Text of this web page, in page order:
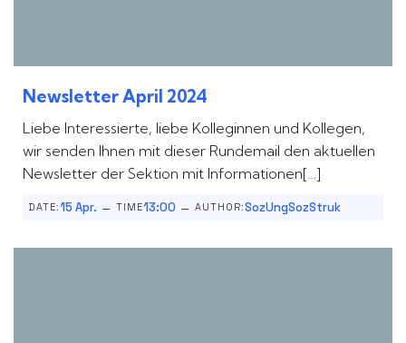
Newsletter April 2024
Liebe Interessierte, liebe Kolleginnen und Kollegen,
wir senden Ihnen mit dieser Rundemail den aktuellen
Newsletter der Sektion mit Informationen[…]
DATE:15 Apr. – TIME13:00 – AUTHOR:SozUngSozStruk